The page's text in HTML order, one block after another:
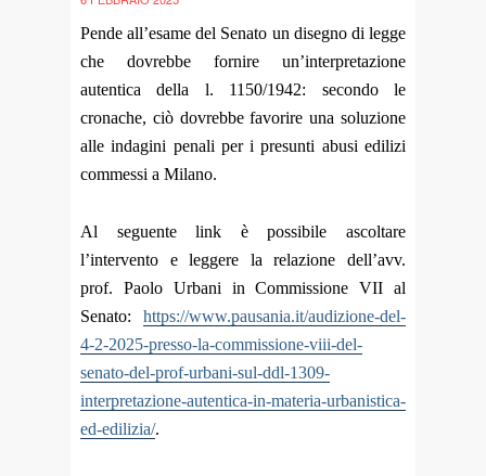
Pende all’esame del Senato un disegno di legge
che dovrebbe fornire un’interpretazione
autentica della l. 1150/1942: secondo le
cronache, ciò dovrebbe favorire una soluzione
alle indagini penali per i presunti abusi edilizi
commessi a Milano.
Al seguente link è possibile ascoltare
l’intervento e leggere la relazione dell’avv.
prof. Paolo Urbani in Commissione VII al
Senato: https://www.pausania.it/audizione-del-
4-2-2025-presso-la-commissione-viii-del-
senato-del-prof-urbani-sul-ddl-1309-
interpretazione-autentica-in-materia-urbanistica-
ed-edilizia/.